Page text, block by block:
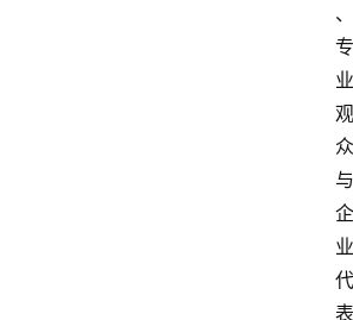
、
专
业
观
众
与
企
业
代
表